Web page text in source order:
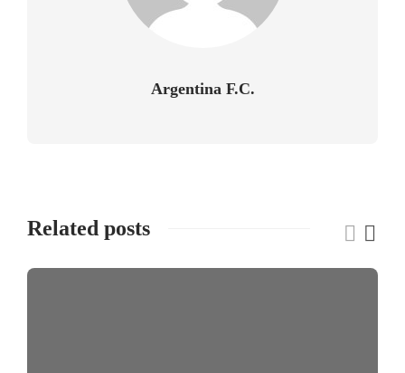
Argentina F.C.
Related posts